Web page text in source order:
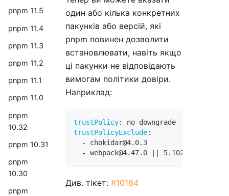
pnpm 11.5
pnpm 11.4
pnpm 11.3
pnpm 11.2
pnpm 11.1
pnpm 11.0
pnpm
10.32
pnpm 10.31
pnpm
10.30
pnpm
один або кілька конкретних
пакунків або версій, які
pnpm повинен дозволити
встановлювати, навіть якщо
ці пакунки не відповідають
вимогам політики довіри.
Наприклад:
trustPolicy: no-downgrade
trustPolicyExclude:
-
chokidar@4.0.3
-
webpack@4.47.0 5.102.1
Див. тікет: #10164